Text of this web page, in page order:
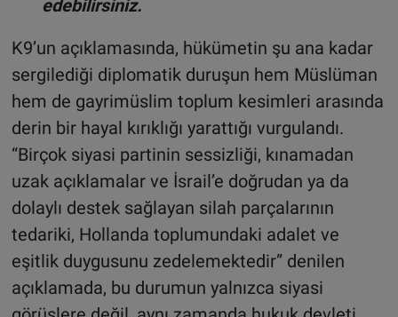
edebilirsiniz.
K9’un açıklamasında, hükümetin şu ana kadar
sergilediği diplomatik duruşun hem Müslüman
hem de gayrimüslim toplum kesimleri arasında
derin bir hayal kırıklığı yarattığı vurgulandı.
“Birçok siyasi partinin sessizliği, kınamadan
uzak açıklamalar ve İsrail’e doğrudan ya da
dolaylı destek sağlayan silah parçalarının
tedariki, Hollanda toplumundaki adalet ve
eşitlik duygusunu zedelemektedir” denilen
açıklamada, bu durumun yalnızca siyasi